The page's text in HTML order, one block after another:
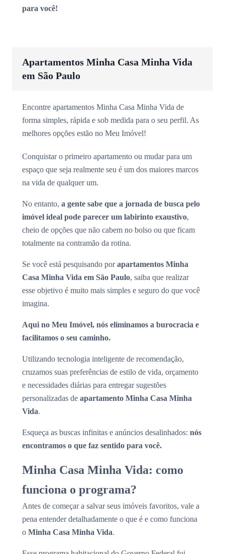
para você!
Apartamentos Minha Casa Minha Vida
em São Paulo
Encontre apartamentos Minha Casa Minha Vida de
forma simples, rápida e sob medida para o seu perfil. As
melhores opções estão no Meu Imóvel!
Conquistar o primeiro apartamento ou mudar para um
espaço que seja realmente seu é um dos maiores marcos
na vida de qualquer um.
No entanto, a gente sabe que a jornada de busca pelo
imóvel ideal pode parecer um labirinto exaustivo,
cheio de opções que não cabem no bolso ou que ficam
totalmente na contramão da rotina.
Se você está pesquisando porapartamentos Minha
Casa Minha Vida em São Paulo, saiba que realizar
esse objetivo é muito mais simples e seguro do que você
imagina.
Aqui no Meu Imóvel, nós eliminamos a burocracia e
facilitamos o seu caminho.
Utilizando tecnologia inteligente de recomendação,
cruzamos suas preferências de estilo de vida, orçamento
e necessidades diárias para entregar sugestões
personalizadas de apartamento Minha Casa Minha
Vida.
Esqueça as buscas infinitas e anúncios desalinhados: nós
encontramos o que faz sentido para você.
Minha Casa Minha Vida: como
funciona o programa?
Antes de começar a salvar seus imóveis favoritos, vale a
pena entender detalhadamente o que é e como funciona
o Minha Casa Minha Vida.